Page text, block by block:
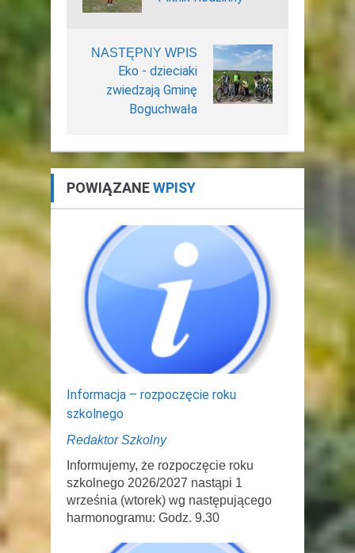
NASTĘPNY WPIS
Eko - dzieciaki
zwiedzają Gminę
Boguchwała
POWIĄZANEWPISY
Informacja – rozpoczęcie roku
szkolnego
Redaktor Szkolny
Informujemy, że rozpoczęcie roku
szkolnego 2026/2027 nastąpi 1
września (wtorek) wg następującego
harmonogramu: Godz. 9.30